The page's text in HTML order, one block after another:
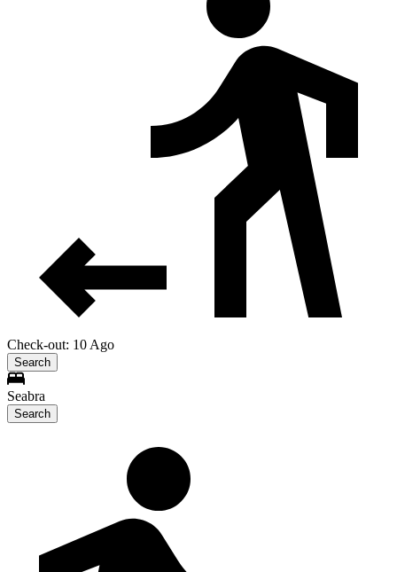
Check-out: 10 Ago
Search
Seabra
Search